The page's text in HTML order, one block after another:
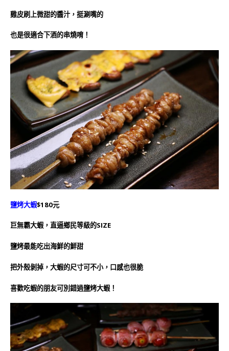
雞皮刷上微甜的醬汁，挺涮嘴的
也是很適合下酒的串燒唷！
鹽烤大蝦$180元
巨無霸大蝦，直逼鄉民等級的SIZE
鹽烤最能吃出海鮮的鮮甜
把外殼剝掉，大蝦的尺寸可不小， 口感也很脆
喜歡吃蝦的朋友可別錯過鹽烤大蝦！